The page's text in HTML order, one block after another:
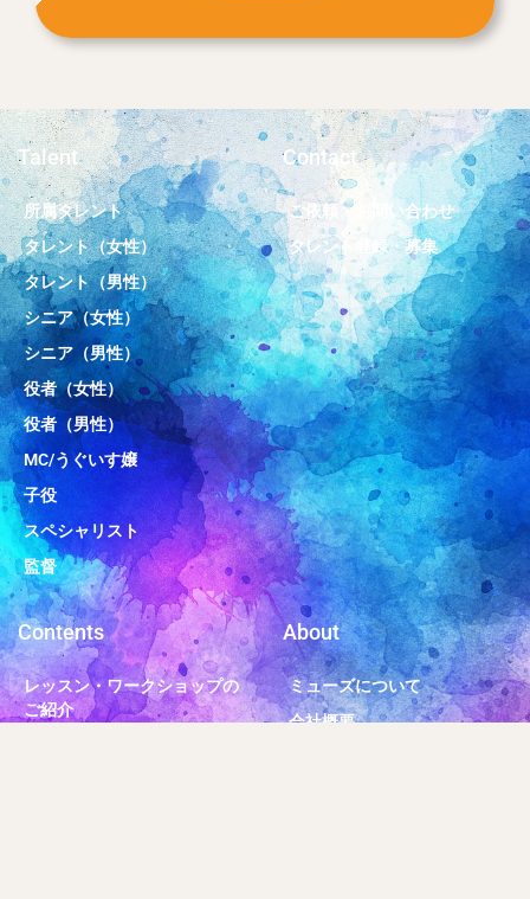
Talent
所属タレント
タレント（女性）
タレント（男性）
シニア（女性）
シニア（男性）
役者（女性）
役者（男性）
MC/うぐいす嬢
子役
スペシャリスト
監督
Contact
ご依頼・お問い合わせ
タレント登録・募集
Contents
レッスン・ワークショップの
ご紹介
About
ミューズについて
会社概要